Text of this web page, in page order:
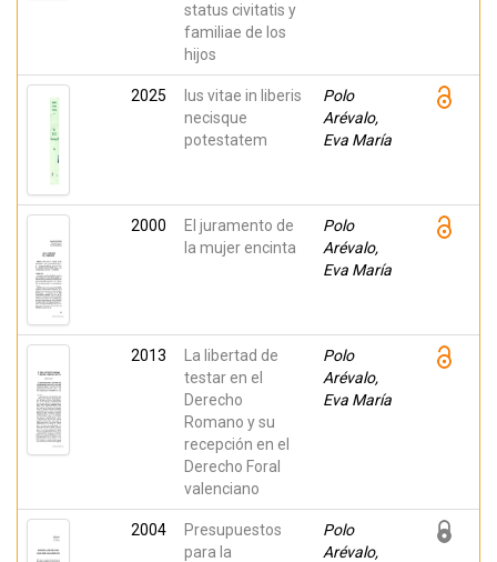
status civitatis y
familiae de los
hijos
2025
Ius vitae in liberis
necisque
potestatem
Polo
Arévalo,
Eva María
2000
El juramento de
la mujer encinta
Polo
Arévalo,
Eva María
2013
La libertad de
testar en el
Derecho
Romano y su
recepción en el
Derecho Foral
valenciano
Polo
Arévalo,
Eva María
2004
Presupuestos
para la
Polo
Arévalo,